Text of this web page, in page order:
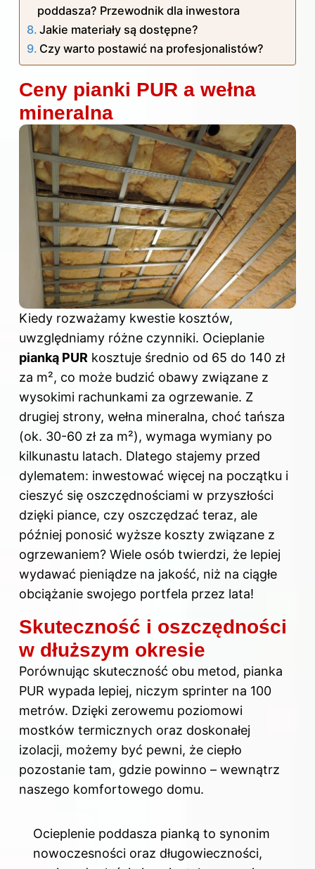
poddasza? Przewodnik dla inwestora
Jakie materiały są dostępne?
Czy warto postawić na profesjonalistów?
Ceny pianki PUR a wełna
mineralna
Kiedy rozważamy kwestie kosztów,
uwzględniamy różne czynniki. Ocieplanie
pianką PUR kosztuje średnio od 65 do 140 zł
za m², co może budzić obawy związane z
wysokimi rachunkami za ogrzewanie. Z
drugiej strony, wełna mineralna, choć tańsza
(ok. 30-60 zł za m²), wymaga wymiany po
kilkunastu latach. Dlatego stajemy przed
dylematem: inwestować więcej na początku i
cieszyć się oszczędnościami w przyszłości
dzięki piance, czy oszczędzać teraz, ale
później ponosić wyższe koszty związane z
ogrzewaniem? Wiele osób twierdzi, że lepiej
wydawać pieniądze na jakość, niż na ciągłe
obciążanie swojego portfela przez lata!
Skuteczność i oszczędności
w dłuższym okresie
Porównując skuteczność obu metod, pianka
PUR wypada lepiej, niczym sprinter na 100
metrów. Dzięki zerowemu poziomowi
mostków termicznych oraz doskonałej
izolacji, możemy być pewni, że ciepło
pozostanie tam, gdzie powinno – wewnątrz
naszego komfortowego domu.
Ocieplenie poddasza pianką to synonim
nowoczesności oraz długowieczności,